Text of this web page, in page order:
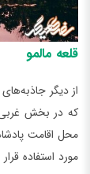
قلعه مالمو
مورد استفاده